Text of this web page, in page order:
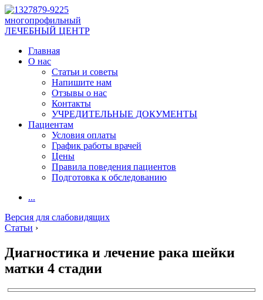
многопрофильный
ЛЕЧЕБНЫЙ ЦЕНТР
Главная
О нас
Статьи и советы
Напишите нам
Отзывы о нас
Контакты
УЧРЕДИТЕЛЬНЫЕ ДОКУМЕНТЫ
Пациентам
Условия оплаты
График работы врачей
Цены
Правила поведения пациентов
Подготовка к обследованию
...
Версия для слабовидящих
Статьи ›
Диагностика и лечение рака шейки
матки 4 стадии